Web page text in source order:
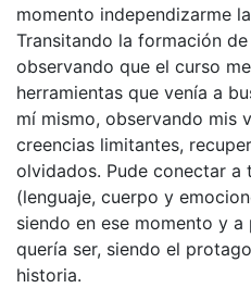
momento independizarme
Transitando la formación
observando que el curso
herramientas que venía a
mí mismo, observando mis
creencias limitantes,
olvidados. Pude conectar a
(lenguaje, cuerpo y
siendo en ese momento y
quería ser, siendo el
historia.